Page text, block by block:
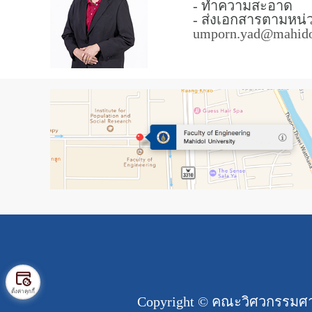
- ทำความสะอาด
- ส่งเอกสารตามหน่
Copyright © คณะวิศวกรรมศ
ตั้งค่าคุกกี้